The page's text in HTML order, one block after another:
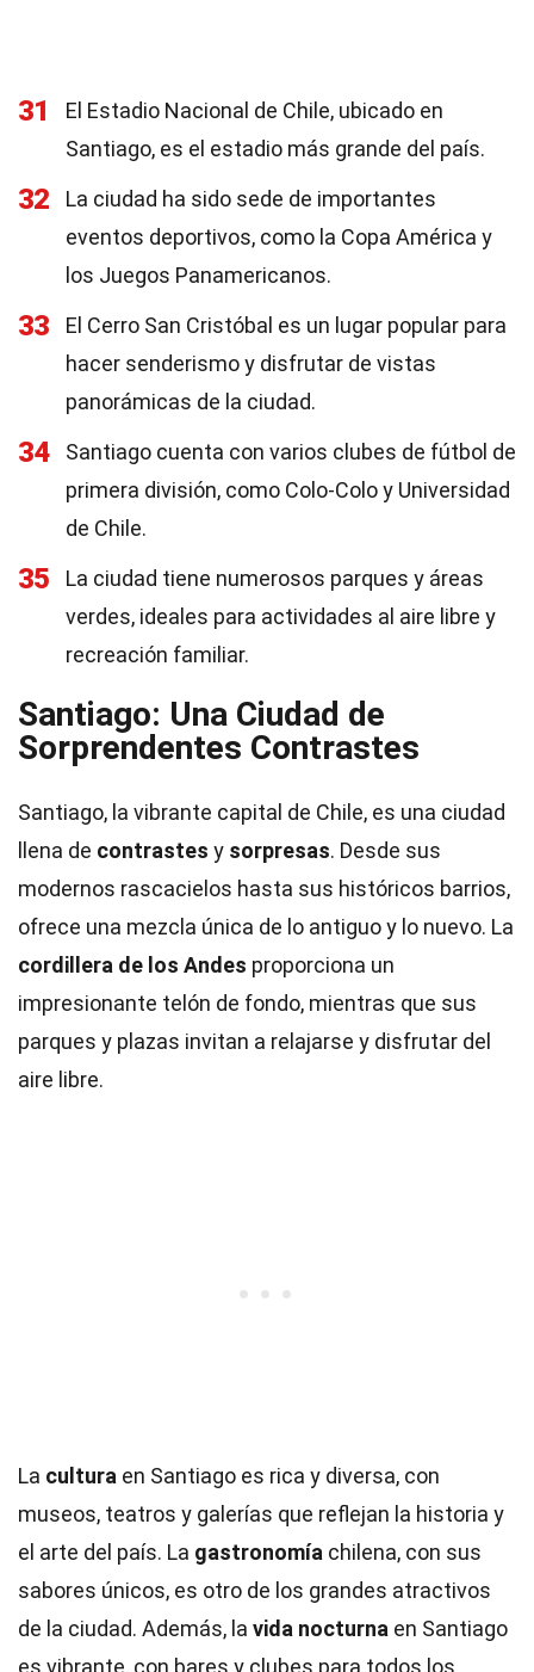
31
El Estadio Nacional de Chile, ubicado en
Santiago, es el estadio más grande del país.
32
La ciudad ha sido sede de importantes
eventos deportivos, como la Copa América y
los Juegos Panamericanos.
33
El Cerro San Cristóbal es un lugar popular para
hacer senderismo y disfrutar de vistas
panorámicas de la ciudad.
34
Santiago cuenta con varios clubes de fútbol de
primera división, como Colo-Colo y Universidad
de Chile.
35
La ciudad tiene numerosos parques y áreas
verdes, ideales para actividades al aire libre y
recreación familiar.
Santiago: Una Ciudad de
Sorprendentes Contrastes
Santiago, la vibrante capital de Chile, es una ciudad
llena de contrastes y sorpresas. Desde sus
modernos rascacielos hasta sus históricos barrios,
ofrece una mezcla única de lo antiguo y lo nuevo. La
cordillera de los Andes proporciona un
impresionante telón de fondo, mientras que sus
parques y plazas invitan a relajarse y disfrutar del
aire libre.
La cultura en Santiago es rica y diversa, con
museos, teatros y galerías que reflejan la historia y
el arte del país. La gastronomía chilena, con sus
sabores únicos, es otro de los grandes atractivos
de la ciudad. Además, la vida nocturna en Santiago
es vibrante, con bares y clubes para todos los